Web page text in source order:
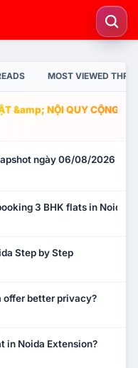
MOST VIEWED
&amp; NỘI QUY CỘNG
ngày 06/08/2026
3 BHK flats in Noida?
Step by Step
offer better privacy?
in Noida Extension?